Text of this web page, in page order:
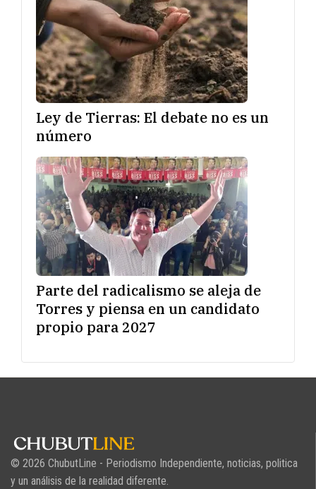
Ley de Tierras: El debate no es un
número
Parte del radicalismo se aleja de
Torres y piensa en un candidato
propio para 2027
© 2026 ChubutLine - Periodismo Independiente, noticias, politica
y un análisis de la realidad diferente.